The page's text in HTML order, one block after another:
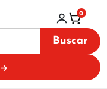
Buscar
→
0